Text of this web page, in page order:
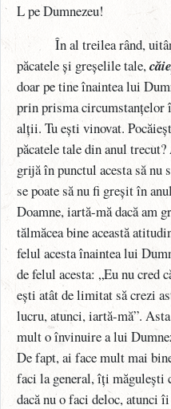
L pe Dumnezeu!
În al treilea rând,
păcatele și greșelile tale,
doar pe tine înaintea lui
prin prisma circumstanțelor
alții. Tu ești vinovat.
păcatele tale din anul
grijă în punctul acesta să nu
se poate să nu fi greșit în
Doamne, iartă-mă dacă am
tălmăcea bine această
felul acesta înaintea lui
de felul acesta: „Eu nu cred
ești atât de limitat să crezi
lucru, atunci, iartă-mă”.
mult o învinuire a lui
De fapt, ai face mult mai
faci la general, îți măgulești
dacă nu o faci deloc, atunci